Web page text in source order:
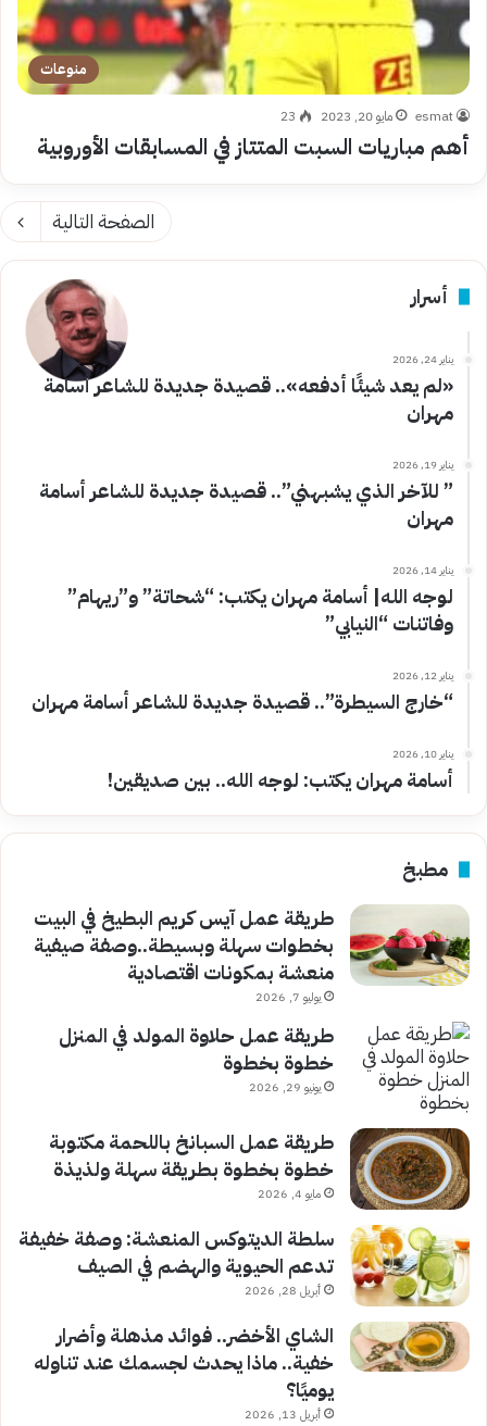
منوعات
esmat مايو 20, 2023 23
أهم مباريات السبت المتتاز في المسابقات الأوروبية
الصفحة التالية
أسرار
يناير 24, 2026
«لم يعد شيئًا أدفعه».. قصيدة جديدة للشاعر أسامة
مهران
يناير 19, 2026
” للآخر الذي يشبهني”.. قصيدة جديدة للشاعر أسامة
مهران
يناير 14, 2026
لوجه الله| أسامة مهران يكتب: “شحاتة” و”ريهام”
وفاتنات “النيابي”
يناير 12, 2026
“خارج السيطرة”.. قصيدة جديدة للشاعر أسامة مهران
يناير 10, 2026
أسامة مهران يكتب: لوجه الله.. بين صديقين!
مطبخ
طريقة عمل آيس كريم البطيخ في البيت
بخطوات سهلة وبسيطة..وصفة صيفية
منعشة بمكونات اقتصادية
يوليو 7, 2026
طريقة عمل حلاوة المولد في المنزل
خطوة بخطوة
يونيو 29, 2026
طريقة عمل السبانخ باللحمة مكتوبة
خطوة بخطوة بطريقة سهلة ولذيذة
مايو 4, 2026
سلطة الديتوكس المنعشة: وصفة خفيفة
تدعم الحيوية والهضم في الصيف
أبريل 28, 2026
الشاي الأخضر.. فوائد مذهلة وأضرار
خفية.. ماذا يحدث لجسمك عند تناوله
يوميًا؟
أبريل 13, 2026